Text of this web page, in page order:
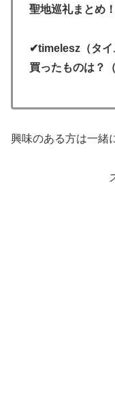
聖地巡礼まとめ
✔timelesz（タイ
買ったものは？
興味のある方は一緒